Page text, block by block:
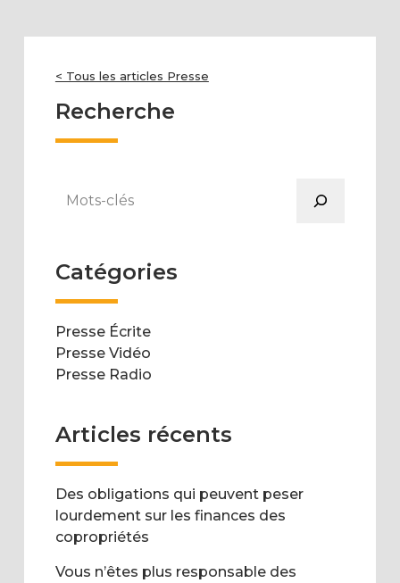
< Tous les articles Presse
Recherche
Catégories
Presse Écrite
Presse Vidéo
Presse Radio
Articles récents
Des obligations qui peuvent peser
lourdement sur les finances des
copropriétés
Vous n’êtes plus responsable des